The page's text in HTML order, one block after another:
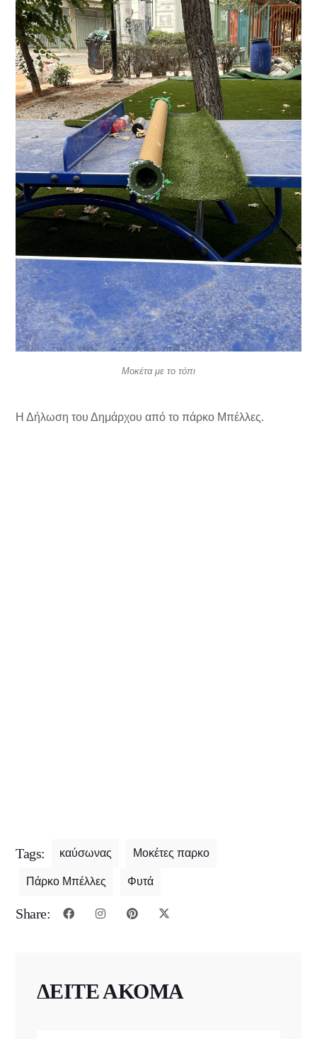
Μοκέτα με το τόπι
Η Δήλωση του Δημάρχου από το πάρκο Μπέλλες.
Tags: καύσωνας Μοκέτες παρκο
Πάρκο Μπέλλες Φυτά
Share:
ΔΕΙΤΕ ΑΚΟΜΑ